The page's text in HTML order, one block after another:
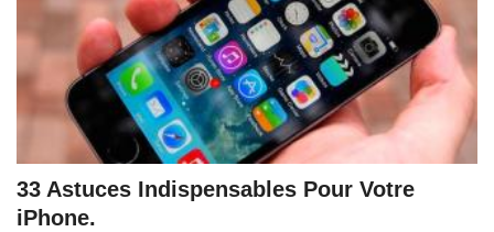
33 Astuces Indispensables Pour Votre
iPhone.